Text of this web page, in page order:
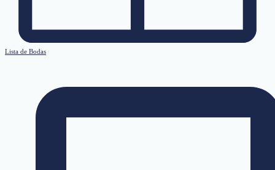
Lista de Bodas